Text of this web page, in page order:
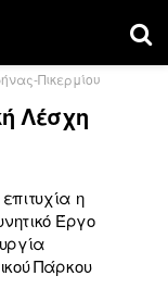
Πικερμίου
Λέσχη
η
Έργο
Πάρκου